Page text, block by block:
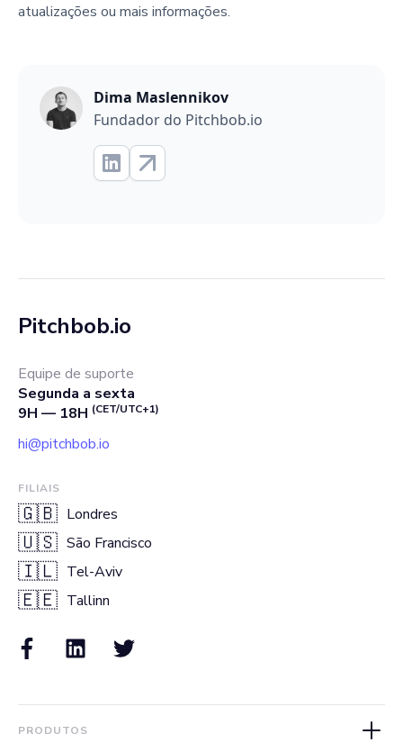
atualizações ou mais informações.
Dima Maslennikov
Fundador do Pitchbob.io
Pitchbob.io
Equipe de suporte
Segunda a sexta
9H — 18H (CET/UTC+1)
hi@pitchbob.io
FILIAIS
🇬🇧 Londres
🇺🇸 São Francisco
🇮🇱 Tel-Aviv
🇪🇪 Tallinn
PRODUTOS